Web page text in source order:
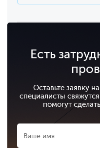
Есть
Оставьте заявку
специалисты
помогут